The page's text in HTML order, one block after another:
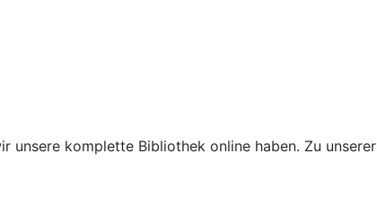
unsere komplette Bibliothek online haben. Zu unserer